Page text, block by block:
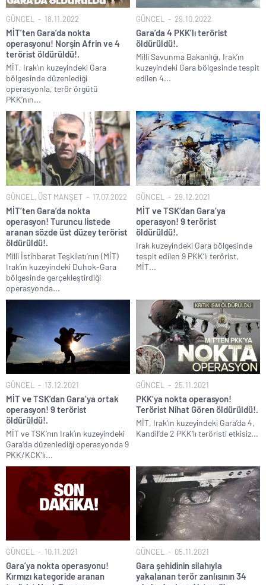
TÜİK kira zam oranını yüzde 31 olarak açıkladı..
Etimesgut Belediye Başkanı Erdal Beşikçioğlu hakkında
tutuklama talebi..
Donald Trump’ın İran saldırılarını durdurma kararını Netanyahu da
sosyal medyadan öğrendi..
Günlerdir İran’a tehditler savurarak atıp tutan Trump yine kıvırdı!.
Merkez Bankası’ndan Kripto Varlık Merkezi Kayıt Sistemi’ne onay..
CHP’den AK Parti’ye geçen Tuzla Belediye Başkanı’ndan ilk
açıklama..
Savaşın kazananı 93 milyar dolar ile dev petrol şirketleri oldu!.
GÜNCEL 18.11.2022
MİT’ten Gara’da nokta
operasyonu! Norşin Afrin ve 4
terörist öldürüldü!.
MİT, Irak’ın kuzeyindeki Gara
bölgesinde düzenlediği
operasyonla, terör örgütü
PKK’nın...
GÜNCEL 29.10.2022
Gara’da 4 PKK’lı terörist
öldürüldü!.
Milli Savunma Bakanlığı, Irak’ın
kuzeyindeki Gara bölgesinde tespit
edilen 4...
GÜNCEL , ÜST MANŞET 17.07.2022
MİT’ten Gara’da nokta
operasyon! Turuncu listede
aranan sözde üst düzey terörist
öldürüldü!.
Milli İstihbarat Teşkilatı’nın (MİT)
Irak’ın kuzeyindeki Duhok-Gara
bölgesinde gerçekleştirdiği
operasyonda...
GÜNCEL 29.12.2021
MİT ve TSK’dan Gara’ya
operasyon! 9 terörist
öldürüldü!.
Irak kuzeyindeki Gara bölgesinde
tespit edilen 9 PKK’lı terörist,
MİT...
GÜNCEL 13.12.2021
MİT ve TSK’dan Gara’ya ortak
operasyon! 9 terörist
öldürüldü!.
MİT ve TSK’nın Irak’ın kuzeyindeki
Gara’da düzenlediği operasyonda 9
PKK/KCK’lı...
GÜNCEL 25.11.2021
PKK’ya nokta operasyon!
Terörist Nihat Gören öldürüldü!.
MİT, Irak’ın kuzeyindeki Gara’da 4,
Kandil’de 2 PKK’lı teröristi etkisiz...
GÜNCEL 10.11.2021
Gara’ya nokta operasyonu!
Kırmızı kategoride aranan
GÜNCEL 05.11.2021
Gara şehidinin silahıyla
yakalanan terör zanlısının 34